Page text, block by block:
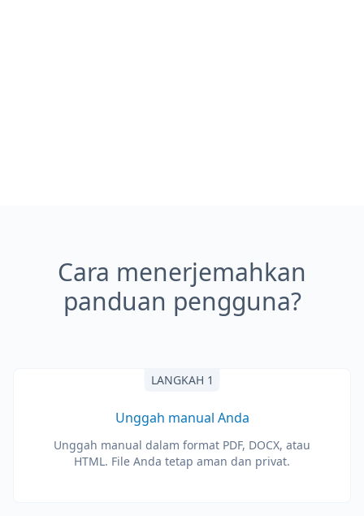
Cara menerjemahkan
panduan pengguna?
LANGKAH 1
Unggah manual Anda
Unggah manual dalam format PDF, DOCX, atau
HTML. File Anda tetap aman dan privat.